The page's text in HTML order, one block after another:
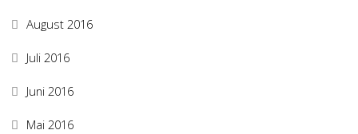
August 2016
Juli 2016
Juni 2016
Mai 2016